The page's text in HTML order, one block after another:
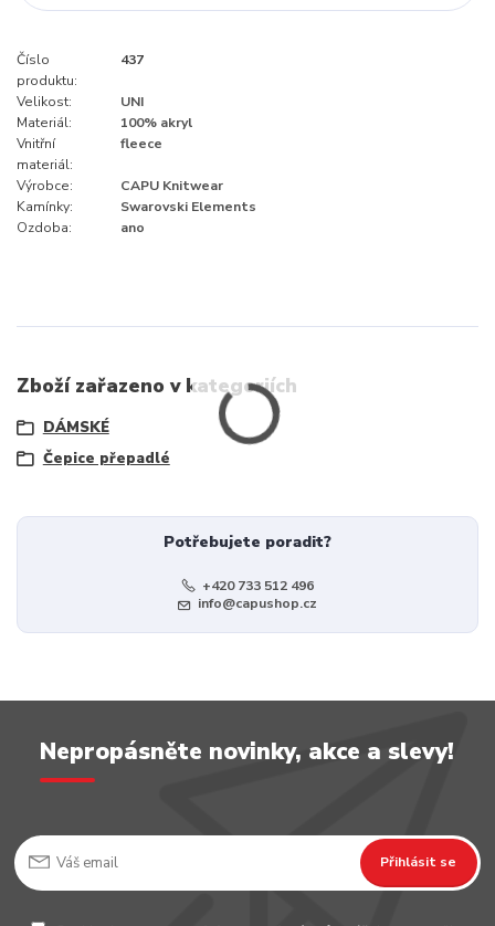
Číslo
produktu:
437
Velikost:
UNI
Materiál:
100% akryl
Vnitřní
materiál:
fleece
Výrobce:
CAPU Knitwear
Kamínky:
Swarovski Elements
Ozdoba:
ano
Zboží zařazeno v kategoriích
DÁMSKÉ
Čepice přepadlé
Potřebujete poradit?
+420 733 512 496
info@capushop.cz
Nepropásněte novinky, akce a slevy!
Přihlásit se